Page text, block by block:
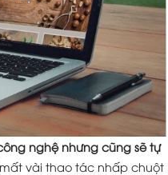
nghệ nhưng cũng sẽ tự
mất vài thao tác nhấp chuột